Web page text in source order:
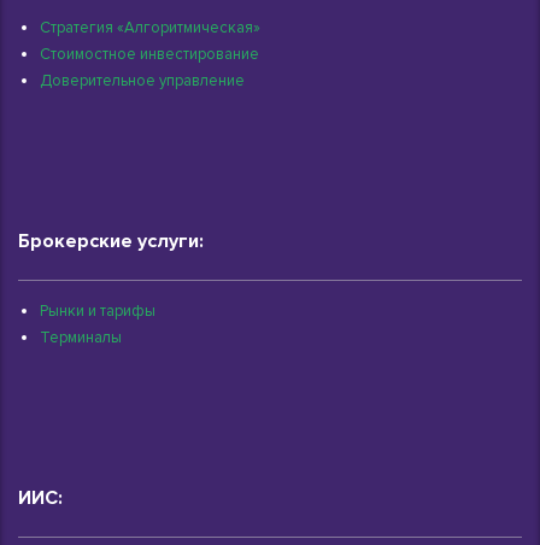
Стратегия «Алгоритмическая»
Стоимостное инвестирование
Доверительное управление
Брокерские услуги:
Рынки и тарифы
Терминалы
ИИС: